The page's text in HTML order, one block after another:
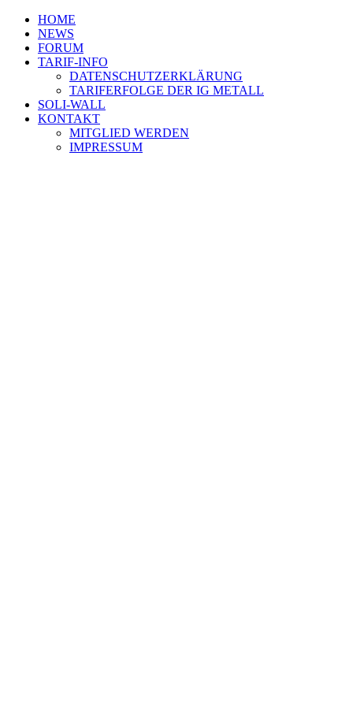
HOME
NEWS
FORUM
TARIF-INFO
DATENSCHUTZERKLÄRUNG
TARIFERFOLGE DER IG METALL
SOLI-WALL
KONTAKT
MITGLIED WERDEN
IMPRESSUM